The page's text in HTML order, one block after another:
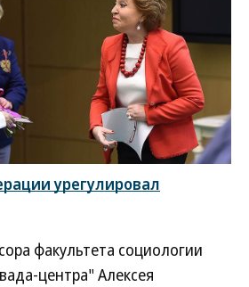
урегулировал
факультета социологии
центра" Алексея